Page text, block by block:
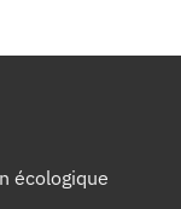
écologique